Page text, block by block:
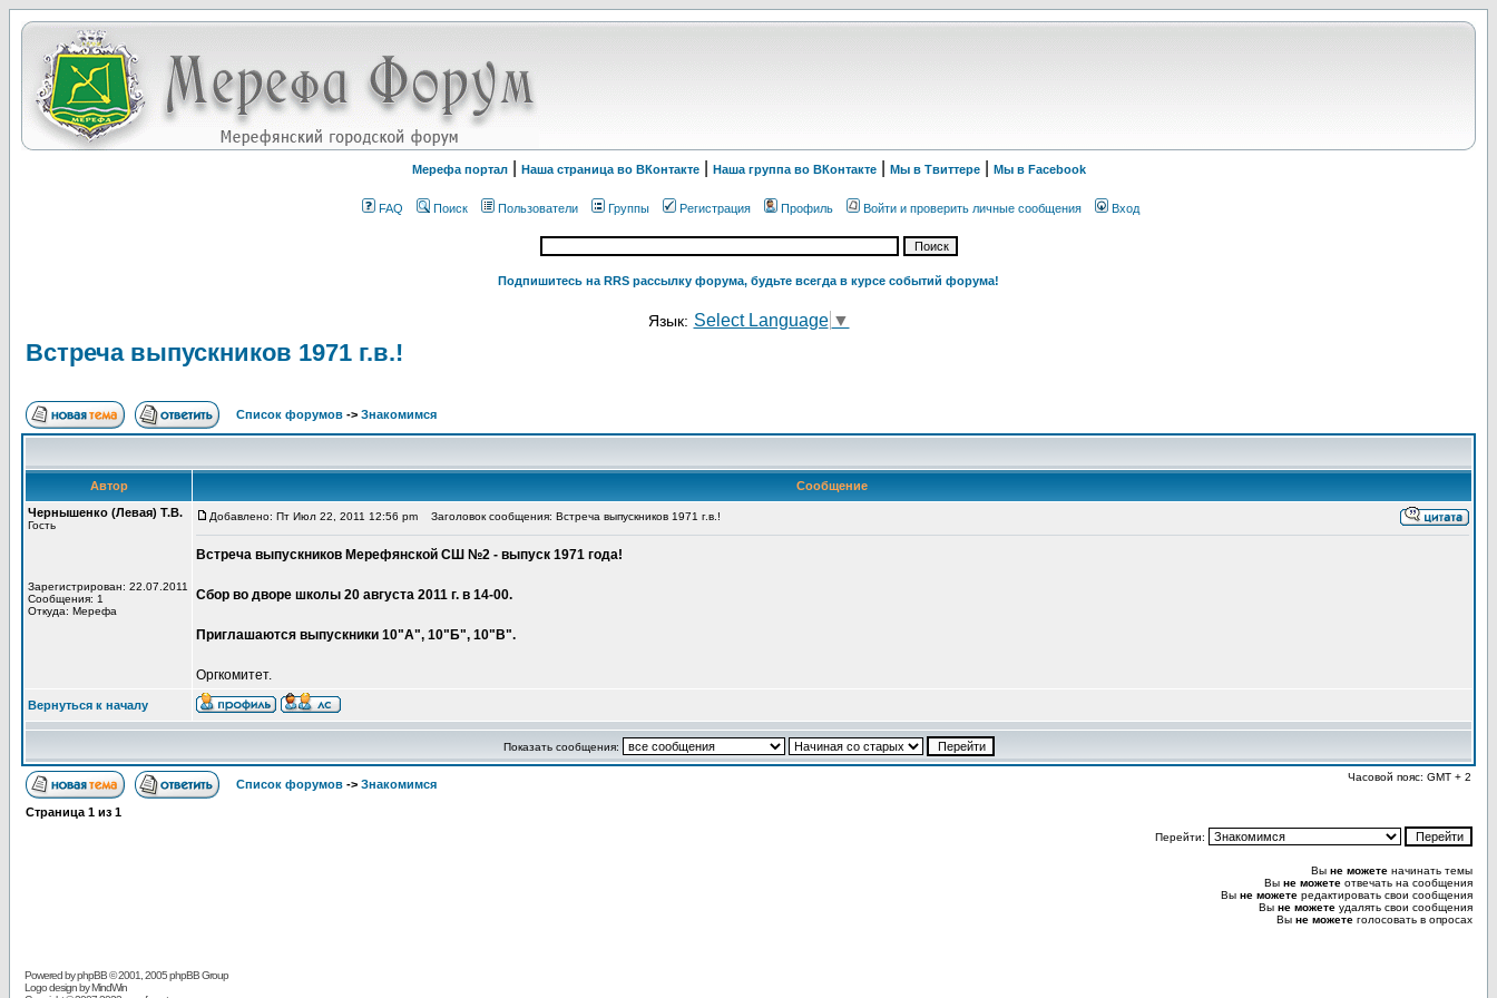
Мерефа портал| Наша страница во ВКонтакте| Наша группа во ВКонтакте| Мы в Твиттере| Мы в Facebook
FAQ Поиск Пользователи Группы Регистрация Профиль Войти и проверить личные сообщения Вход
Подпишитесь на RRS рассылку форума, будьте всегда в курсе событий форума!
Язык: Select Language ▼
Встреча выпускников 1971 г.в.!
Список форумов -> Знакомимся
Автор
Сообщение
Чернышенко (Левая) Т.В.
Гость
Зарегистрирован: 22.07.2011
Сообщения: 1
Откуда: Мерефа
Добавлено: Пт Июл 22, 2011 12:56 pm Заголовок сообщения: Встреча выпускников 1971 г.в.!
Встреча выпускников Мерефянской СШ №2 - выпуск 1971 года!
Сбор во дворе школы 20 августа 2011 г. в 14-00.
Приглашаются выпускники 10"А", 10"Б", 10"В".
Оргкомитет.
Вернуться к началу
Показать сообщения:
Список форумов -> Знакомимся
Часовой пояс: GMT + 2
Страница 1 из 1
Перейти:
Вы не можете начинать темы
Вы не можете отвечать на сообщения
Вы не можете редактировать свои сообщения
Вы не можете удалять свои сообщения
Вы не можете голосовать в опросах
Powered byphpBB© 2001, 2005 phpBB Group
Logo design by MindWin